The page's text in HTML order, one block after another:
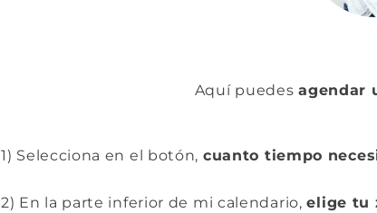
Aquí puedesagendar
1) Selecciona en el botón, cuanto tiempo
2) En la parte inferior de mi calendario,elige tu